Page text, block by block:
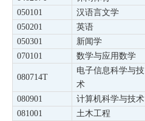
050101
汉语言文学
050201
英语
050301
新闻学
070101
数学与应用数学
080714T
电子信息科学与技
术
080901 计算机科学与技术
081001
土木工程